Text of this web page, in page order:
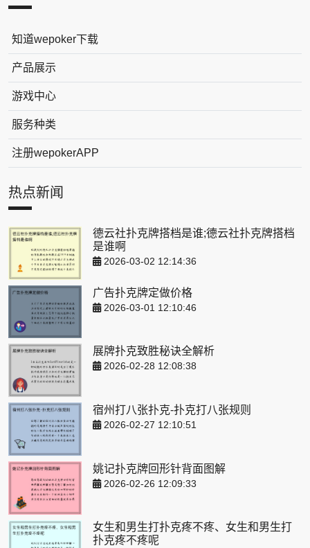
知道wepoker下载
产品展示
游戏中心
服务种类
注册wepokerAPP
热点新闻
德云社扑克牌搭档是谁;德云社扑克牌搭档
是谁啊
2026-03-02 12:14:36
广告扑克牌定做价格
2026-03-01 12:10:46
展牌扑克致胜秘诀全解析
2026-02-28 12:08:38
宿州打八张扑克-扑克打八张规则
2026-02-27 12:10:51
姚记扑克牌回形针背面图解
2026-02-26 12:09:33
女生和男生打扑克疼不疼、女生和男生打
扑克疼不疼呢